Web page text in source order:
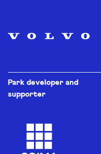
Park developer and
supporter